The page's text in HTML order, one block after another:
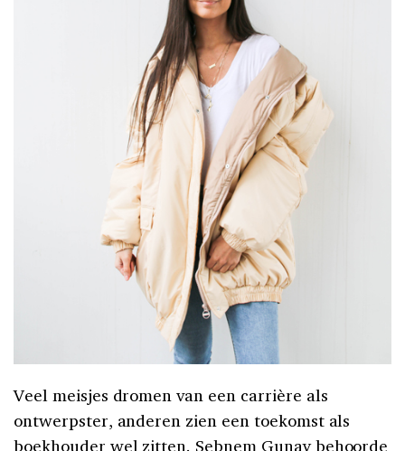
Veel meisjes dromen van een carrière als
ontwerpster, anderen zien een toekomst als
boekhouder wel zitten. Sebnem Gunaybehoorde